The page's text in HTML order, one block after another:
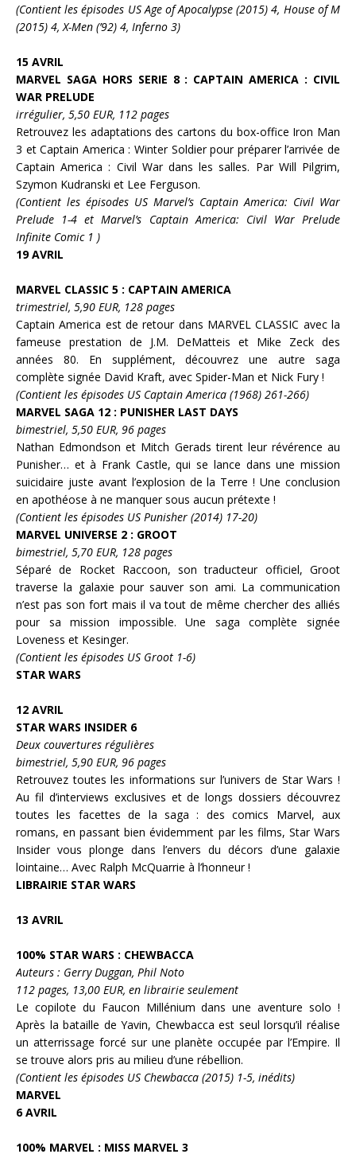
(Contient les épisodes US Age of Apocalypse (2015) 4, House of M
(2015) 4, X-Men (’92) 4, Inferno 3)
15 AVRIL
MARVEL SAGA HORS SERIE 8 : CAPTAIN AMERICA : CIVIL
WAR PRELUDE
irrégulier, 5,50 EUR, 112 pages
Retrouvez les adaptations des cartons du box-office Iron Man
3 etCaptain America : Winter Soldierpour préparer l’arrivée de
Captain America : Civil Wardans les salles. Par Will Pilgrim,
Szymon Kudranski et Lee Ferguson.
(Contient les épisodes US Marvel’s Captain America: Civil War
Prelude 1-4 et Marvel’s Captain America: Civil War Prelude
Infinite Comic 1 )
19 AVRIL
MARVEL CLASSIC 5 : CAPTAIN AMERICA
trimestriel, 5,90 EUR, 128 pages
Captain America est de retour dans MARVEL CLASSIC avec la
fameuse prestation de J.M. DeMatteis et Mike Zeck des
années 80. En supplément, découvrez une autre saga
complète signée David Kraft, avec Spider-Man et Nick Fury !
(Contient les épisodes US Captain America (1968) 261-266)
MARVEL SAGA 12 : PUNISHER LAST DAYS
bimestriel, 5,50 EUR, 96 pages
Nathan Edmondson et Mitch Gerads tirent leur révérence au
Punisher… et à Frank Castle, qui se lance dans une mission
suicidaire juste avant l’explosion de la Terre ! Une conclusion
en apothéose à ne manquer sous aucun prétexte !
(Contient les épisodes US Punisher (2014) 17-20)
MARVEL UNIVERSE 2 : GROOT
bimestriel, 5,70 EUR, 128 pages
Séparé de Rocket Raccoon, son traducteur officiel, Groot
traverse la galaxie pour sauver son ami. La communication
n’est pas son fort mais il va tout de même chercher des alliés
pour sa mission impossible. Une saga complète signée
Loveness et Kesinger.
(Contient les épisodes US Groot 1-6)
STAR WARS
12 AVRIL
STAR WARS INSIDER 6
Deux couvertures régulières
bimestriel, 5,90 EUR, 96 pages
Retrouvez toutes les informations sur l’univers de Star Wars !
Au fil d’interviews exclusives et de longs dossiers découvrez
toutes les facettes de la saga : des comics Marvel, aux
romans, en passant bien évidemment par les films, Star Wars
Insider vous plonge dans l’envers du décors d’une galaxie
lointaine… Avec Ralph McQuarrie à l’honneur !
LIBRAIRIE STAR WARS
13 AVRIL
100% STAR WARS : CHEWBACCA
Auteurs : Gerry Duggan, Phil Noto
112 pages, 13,00 EUR, en librairie seulement
Le copilote du Faucon Millénium dans une aventure solo !
Après la bataille de Yavin, Chewbacca est seul lorsqu’il réalise
un atterrissage forcé sur une planète occupée par l’Empire. Il
se trouve alors pris au milieu d’une rébellion.
(Contient les épisodes US Chewbacca (2015) 1-5, inédits)
MARVEL
6 AVRIL
100% MARVEL : MISS MARVEL 3